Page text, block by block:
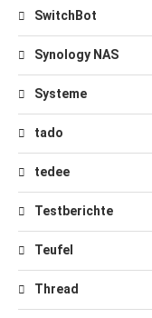
SwitchBot
Synology NAS
Systeme
tado
tedee
Testberichte
Teufel
Thread